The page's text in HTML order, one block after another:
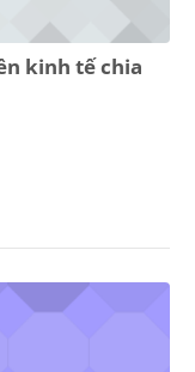
kinh tế chia